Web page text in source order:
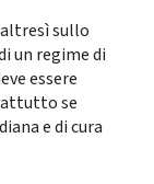
sullo
un regime di
essere
se
e di cura